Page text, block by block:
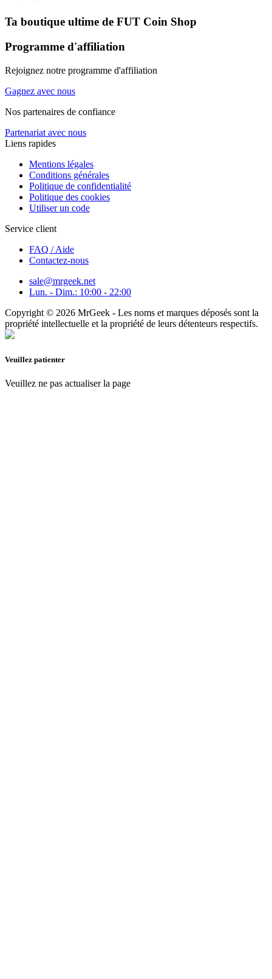
Ta boutique ultime de FUT Coin Shop
Programme d'affiliation
Rejoignez notre programme d'affiliation
Gagnez avec nous
Nos partenaires de confiance
Partenariat avec nous
Liens rapides
Mentions légales
Conditions générales
Politique de confidentialité
Politique des cookies
Utiliser un code
Service client
FAQ / Aide
Contactez-nous
sale@mrgeek.net
Lun. - Dim.: 10:00 - 22:00
Copyright © 2026 MrGeek - Les noms et marques déposés sont la
propriété intellectuelle et la propriété de leurs détenteurs respectifs.
Veuillez patienter
Veuillez ne pas actualiser la page